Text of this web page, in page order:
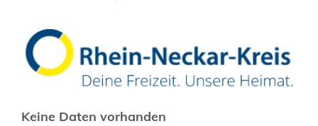
Keine Daten vorhanden